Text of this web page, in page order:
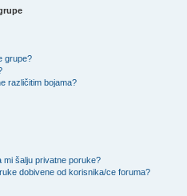
grupe?
različitim bojama?
mi šalju privatne poruke?
dobivene od korisnika/ce foruma?